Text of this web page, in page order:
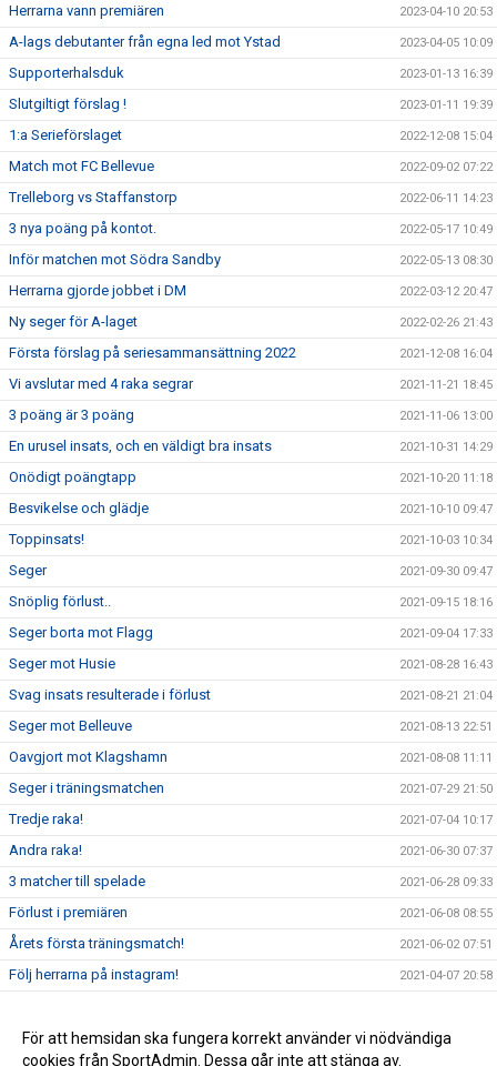
Herrarna vann premiären 2023-04-10 20:53
A-lags debutanter från egna led mot Ystad 2023-04-05 10:09
Supporterhalsduk 2023-01-13 16:39
Slutgiltigt förslag ! 2023-01-11 19:39
1:a Serieförslaget 2022-12-08 15:04
Match mot FC Bellevue 2022-09-02 07:22
Trelleborg vs Staffanstorp 2022-06-11 14:23
3 nya poäng på kontot. 2022-05-17 10:49
Inför matchen mot Södra Sandby 2022-05-13 08:30
Herrarna gjorde jobbet i DM 2022-03-12 20:47
Ny seger för A-laget 2022-02-26 21:43
Första förslag på seriesammansättning 2022 2021-12-08 16:04
Vi avslutar med 4 raka segrar 2021-11-21 18:45
3 poäng är 3 poäng 2021-11-06 13:00
En urusel insats, och en väldigt bra insats 2021-10-31 14:29
Onödigt poängtapp 2021-10-20 11:18
Besvikelse och glädje 2021-10-10 09:47
Toppinsats! 2021-10-03 10:34
Seger 2021-09-30 09:47
Snöplig förlust.. 2021-09-15 18:16
Seger borta mot Flagg 2021-09-04 17:33
Seger mot Husie 2021-08-28 16:43
Svag insats resulterade i förlust 2021-08-21 21:04
Seger mot Belleuve 2021-08-13 22:51
Oavgjort mot Klagshamn 2021-08-08 11:11
Seger i träningsmatchen 2021-07-29 21:50
Tredje raka! 2021-07-04 10:17
Andra raka! 2021-06-30 07:37
3 matcher till spelade 2021-06-28 09:33
Förlust i premiären 2021-06-08 08:55
Årets första träningsmatch! 2021-06-02 07:51
Följ herrarna på instagram! 2021-04-07 20:58
RESTRIKTIONER 2021-02-10 16:58
För att hemsidan ska fungera korrekt använder vi nödvändiga
cookies från SportAdmin. Dessa går inte att stänga av.